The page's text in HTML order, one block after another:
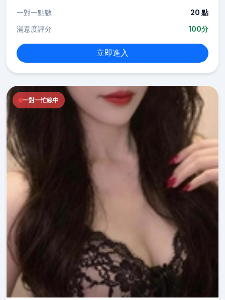
一對一點數
20 點
滿意度評分
100分
立即進入
一對一忙線中